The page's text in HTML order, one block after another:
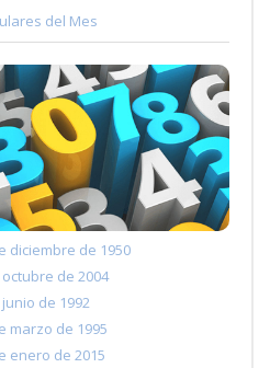
del Mes
diciembre de 1950
de 2004
de 1992
marzo de 1995
enero de 2015